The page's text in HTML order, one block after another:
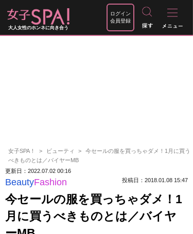
大人女性のホンネに向き合う
ログイン
会員登録
女子SPA！ ビューティ
今セールの服を買っちゃダメ！1月に買う
べきものとは／バイヤーMB
更新日：2022.07.02 00:16
BeautyFashion 投稿日：2018.01.08 15:47
今セールの服を買っちゃダメ！1
月に買うべきものとは／バイヤ